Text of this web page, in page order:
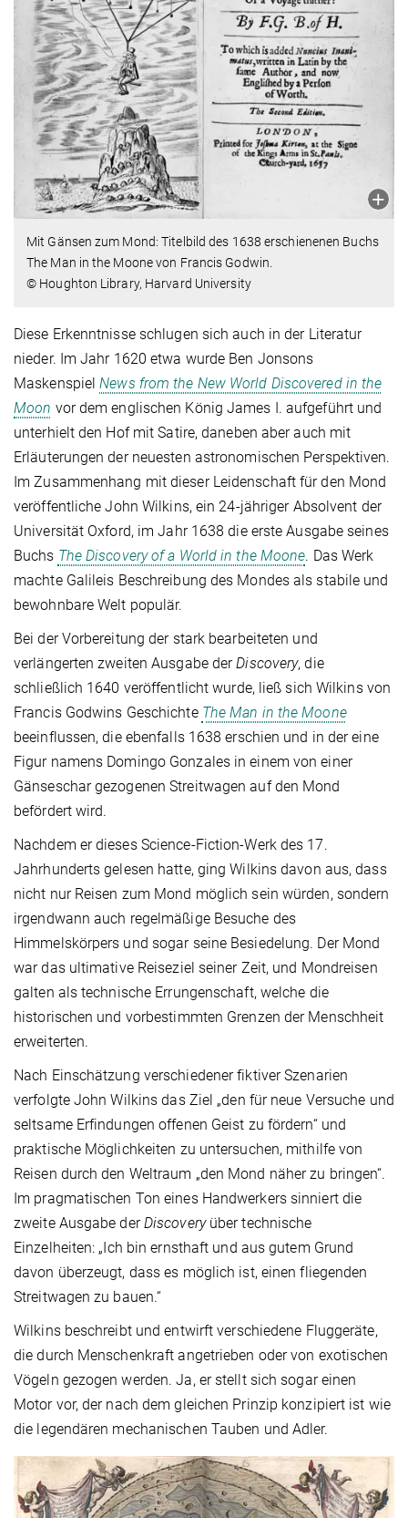
Mit Gänsen zum Mond: Titelbild des 1638 erschienenen Buchs
The Man in the Moone von Francis Godwin.
© Houghton Library, Harvard University
Diese Erkenntnisse schlugen sich auch in der Literatur
nieder. Im Jahr 1620 etwa wurde Ben Jonsons
MaskenspielNews from the New World Discovered in the
Moon vor dem englischen König James I. aufgeführt und
unterhielt den Hof mit Satire, daneben aber auch mit
Erläuterungen der neuesten astronomischen Perspektiven.
Im Zusammenhang mit dieser Leidenschaft für den Mond
veröffentliche John Wilkins, ein 24-jähriger Absolvent der
Universität Oxford, im Jahr 1638 die erste Ausgabe seines
Buchs The Discovery of a World in the Moone. Das Werk
machte Galileis Beschreibung des Mondes als stabile und
bewohnbare Welt populär.
Bei der Vorbereitung der stark bearbeiteten und
verlängerten zweiten Ausgabe derDiscovery, die
schließlich 1640 veröffentlicht wurde, ließ sich Wilkins von
Francis Godwins Geschichte The Man in the Moone
beeinflussen, die ebenfalls 1638 erschien und in der eine
Figur namens Domingo Gonzales in einem von einer
Gänseschar gezogenen Streitwagen auf den Mond
befördert wird.
Nachdem er dieses Science-Fiction-Werk des 17.
Jahrhunderts gelesen hatte, ging Wilkins davon aus, dass
nicht nur Reisen zum Mond möglich sein würden, sondern
irgendwann auch regelmäßige Besuche des
Himmelskörpers und sogar seine Besiedelung. Der Mond
war das ultimative Reiseziel seiner Zeit, und Mondreisen
galten als technische Errungenschaft, welche die
historischen und vorbestimmten Grenzen der Menschheit
erweiterten.
Nach Einschätzung verschiedener fiktiver Szenarien
verfolgte John Wilkins das Ziel „den für neue Versuche und
seltsame Erfindungen offenen Geist zu fördern“ und
praktische Möglichkeiten zu untersuchen, mithilfe von
Reisen durch den Weltraum „den Mond näher zu bringen“.
Im pragmatischen Ton eines Handwerkers sinniert die
zweite Ausgabe derDiscoveryüber technische
Einzelheiten: „Ich bin ernsthaft und aus gutem Grund
davon überzeugt, dass es möglich ist, einen fliegenden
Streitwagen zu bauen.“
Wilkins beschreibt und entwirft verschiedene Fluggeräte,
die durch Menschenkraft angetrieben oder von exotischen
Vögeln gezogen werden. Ja, er stellt sich sogar einen
Motor vor, der nach dem gleichen Prinzip konzipiert ist wie
die legendären mechanischen Tauben und Adler.